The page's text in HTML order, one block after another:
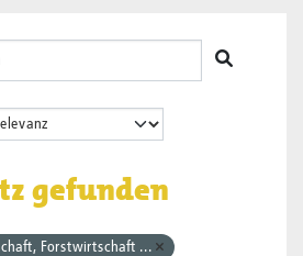
gefunden
Forstwirtschaft ...